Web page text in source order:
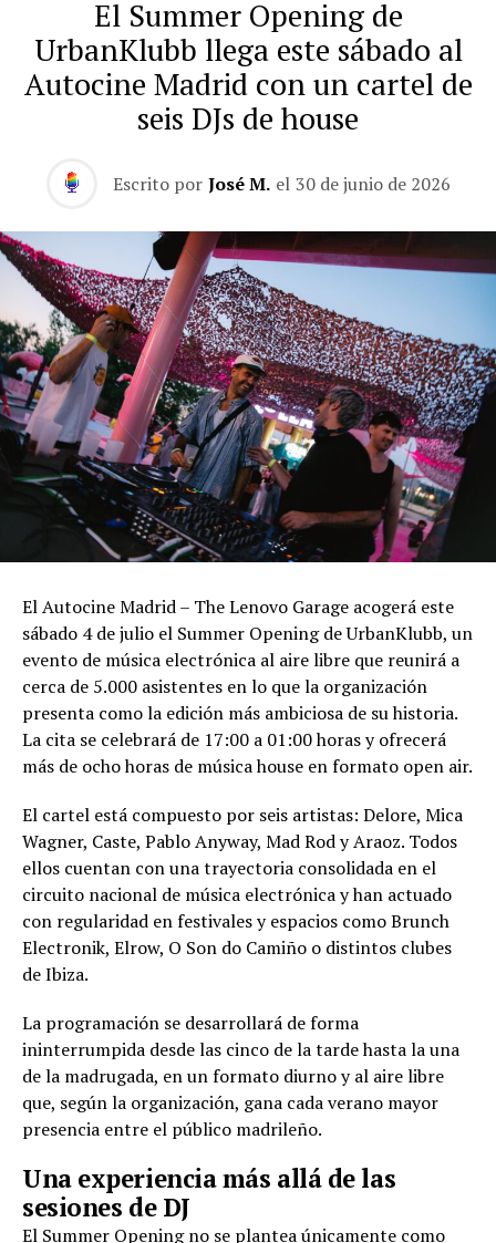
El Summer Opening de
UrbanKlubb llega este sábado al
Autocine Madrid con un cartel de
seis DJs de house
Escrito por José M. el 30 de junio de 2026
El Autocine Madrid – The Lenovo Garage acogerá este
sábado 4 de julio el Summer Opening de UrbanKlubb, un
evento de música electrónica al aire libre que reunirá a
cerca de 5.000 asistentes en lo que la organización
presenta como la edición más ambiciosa de su historia.
La cita se celebrará de 17:00 a 01:00 horas y ofrecerá
más de ocho horas de música house en formato open air.
El cartel está compuesto por seis artistas: Delore, Mica
Wagner, Caste, Pablo Anyway, Mad Rod y Araoz. Todos
ellos cuentan con una trayectoria consolidada en el
circuito nacional de música electrónica y han actuado
con regularidad en festivales y espacios como Brunch
Electronik, Elrow, O Son do Camiño o distintos clubes
de Ibiza.
La programación se desarrollará de forma
ininterrumpida desde las cinco de la tarde hasta la una
de la madrugada, en un formato diurno y al aire libre
que, según la organización, gana cada verano mayor
presencia entre el público madrileño.
Una experiencia más allá de las
sesiones de DJ
El Summer Opening no se plantea únicamente como